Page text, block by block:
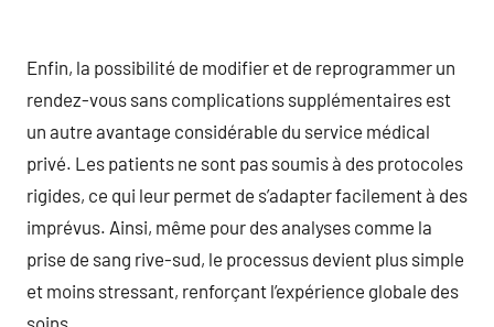
Enfin, la possibilité de modifier et de reprogrammer un
rendez-vous sans complications supplémentaires est
un autre avantage considérable du service médical
privé. Les patients ne sont pas soumis à des protocoles
rigides, ce qui leur permet de s’adapter facilement à des
imprévus. Ainsi, même pour des analyses comme la
prise de sang rive-sud, le processus devient plus simple
et moins stressant, renforçant l’expérience globale des
soins.